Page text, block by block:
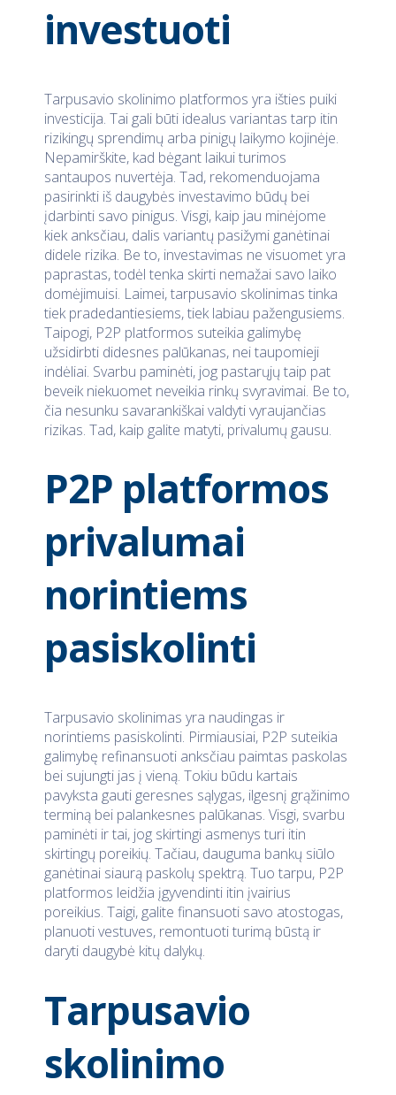
investuoti
Tarpusavio skolinimo platformos yra išties puiki
investicija. Tai gali būti idealus variantas tarp itin
rizikingų sprendimų arba pinigų laikymo kojinėje.
Nepamirškite, kad bėgant laikui turimos
santaupos nuvertėja. Tad, rekomenduojama
pasirinkti iš daugybės investavimo būdų bei
įdarbinti savo pinigus. Visgi, kaip jau minėjome
kiek anksčiau, dalis variantų pasižymi ganėtinai
didele rizika. Be to, investavimas ne visuomet yra
paprastas, todėl tenka skirti nemažai savo laiko
domėjimuisi. Laimei, tarpusavio skolinimas tinka
tiek pradedantiesiems, tiek labiau pažengusiems.
Taipogi, P2P platformos suteikia galimybę
užsidirbti didesnes palūkanas, nei taupomieji
indėliai. Svarbu paminėti, jog pastarųjų taip pat
beveik niekuomet neveikia rinkų svyravimai. Be to,
čia nesunku savarankiškai valdyti vyraujančias
rizikas. Tad, kaip galite matyti, privalumų gausu.
P2P platformos
privalumai
norintiems
pasiskolinti
Tarpusavio skolinimas yra naudingas ir
norintiems pasiskolinti. Pirmiausiai, P2P suteikia
galimybę refinansuoti anksčiau paimtas paskolas
bei sujungti jas į vieną. Tokiu būdu kartais
pavyksta gauti geresnes sąlygas, ilgesnį grąžinimo
terminą bei palankesnes palūkanas. Visgi, svarbu
paminėti ir tai, jog skirtingi asmenys turi itin
skirtingų poreikių. Tačiau, dauguma bankų siūlo
ganėtinai siaurą paskolų spektrą. Tuo tarpu, P2P
platformos leidžia įgyvendinti itin įvairius
poreikius. Taigi, galite finansuoti savo atostogas,
planuoti vestuves, remontuoti turimą būstą ir
daryti daugybė kitų dalykų.
Tarpusavio
skolinimo